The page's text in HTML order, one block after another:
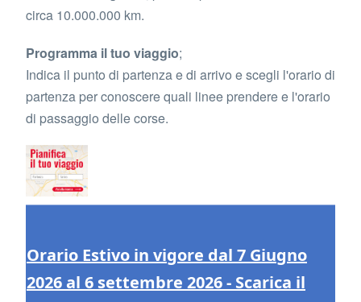
circa 10.000.000 km.
Programma il tuo viaggio;
Indica il punto di partenza e di arrivo e scegli l'orario di
partenza per conoscere quali linee prendere e l'orario
di passaggio delle corse.
Orario Estivo in vigore dal 7 Giugno
2026 al 6 settembre 2026 - Scarica il